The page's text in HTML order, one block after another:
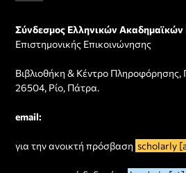
Σύνδεσμος Ελληνικών Ακαδημαϊκών
Επιστημονικής Επικοινώνησης
Βιβλιοθήκη & Κέντρο
26504, Ρίο, Πάτρα.
email:
για την ανοικτή πρόσβαση scholarly